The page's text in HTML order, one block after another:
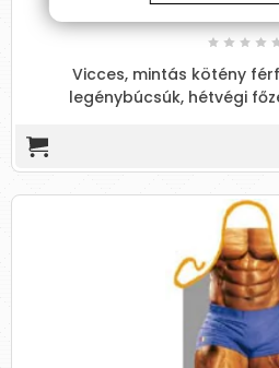
XXL Dávid -
Vicces, mintás kötény
legénybúcsúk, hétvégi